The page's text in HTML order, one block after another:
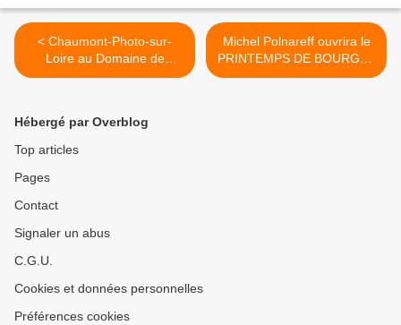
< Chaumont-Photo-sur-
Loire au Domaine de
Chaumont-sur-Loire du 16
Michel Polnareff ouvrira le
PRINTEMPS DE BOURGES
le 15 avril 2025 avec sur la
Hébergé par Overblog
Top articles
Pages
Contact
Signaler un abus
C.G.U.
Cookies et données personnelles
Préférences cookies